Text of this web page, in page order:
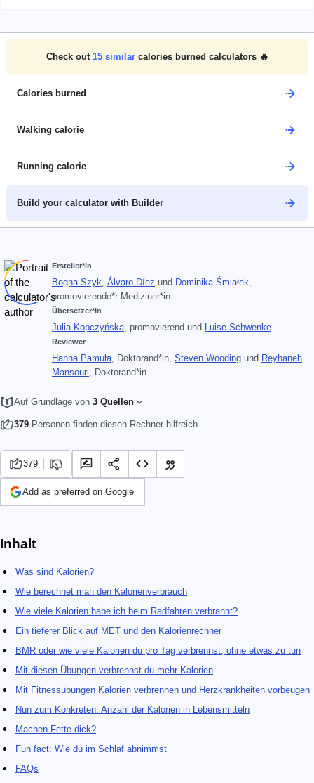
Check out 15similar calories burned calculators 🔥
Calories burned
Walking calorie
Running calorie
Build your calculator with Builder
Ersteller*in
Bogna Szyk Álvaro Díez und Dominika Śmiałek
promovierende*r Mediziner*in
Übersetzer*in
Julia Kopczyńska , promovierend und Luise Schwenke
Reviewer
Hanna Pamuła , Doktorand*in Steven Wooding und Reyhaneh
Mansouri , Doktorand*in
Auf Grundlage von 3 Quellen
379 Personen finden diesen Rechner hilfreich
379
Add as preferred on Google
Inhalt
Was sind Kalorien?
Wie berechnet man den Kalorienverbrauch
Wie viele Kalorien habe ich beim Radfahren verbrannt?
Ein tieferer Blick auf MET und den Kalorienrechner
BMR oder wie viele Kalorien du pro Tag verbrennst, ohne etwas zu tun
Mit diesen Übungen verbrennst du mehr Kalorien
Mit Fitnessübungen Kalorien verbrennen und Herzkrankheiten vorbeugen
Nun zum Konkreten: Anzahl der Kalorien in Lebensmitteln
Machen Fette dick?
Fun fact: Wie du im Schlaf abnimmst
FAQs